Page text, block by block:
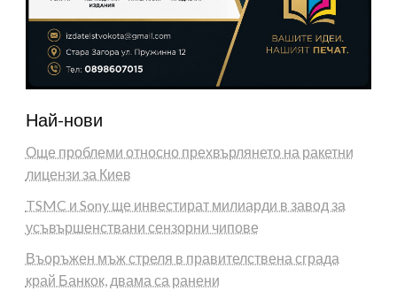
Най-нови
Още проблеми относно прехвърлянето на ракетни
лицензи за Киев
TSMC и Sony ще инвестират милиарди в завод за
усъвършенствани сензорни чипове
Въоръжен мъж стреля в правителствена сграда
край Банкок, двама са ранени